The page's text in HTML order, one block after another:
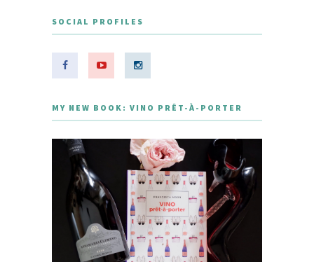
SOCIAL PROFILES
MY NEW BOOK: VINO PRÊT-À-PORTER